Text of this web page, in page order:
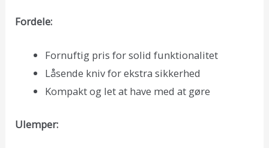
Fordele:
Fornuftig pris for solid funktionalitet
Låsende kniv for ekstra sikkerhed
Kompakt og let at have med at gøre
Ulemper: